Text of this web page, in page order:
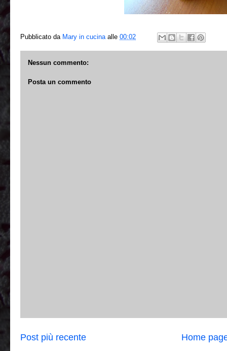
Pubblicato da Mary in cucina alle 00:02
Nessun commento:
Posta un commento
Post più recente Home